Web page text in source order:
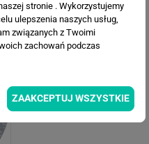
stronie . Wykorzystujemy
ulepszenia naszych usług,
związanych z Twoimi
zachowań podczas
ZAAKCEPTUJ WSZYSTKIE